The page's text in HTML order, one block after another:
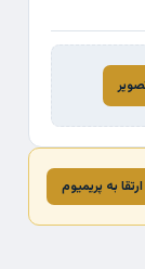
ارتقا به پریمیوم